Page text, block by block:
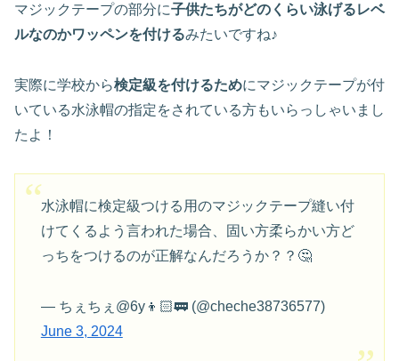
マジックテープの部分に子供たちがどのくらい泳げるレベ
ルなのかワッペンを付けるみたいですね♪
実際に学校から検定級を付けるためにマジックテープが付
いている水泳帽の指定をされている方もいらっしゃいまし
たよ！
水泳帽に検定級つける用のマジックテープ縫い付
けてくるよう言われた場合、固い方柔らかい方ど
っちをつけるのが正解なんだろうか？？🤔
— ちぇちぇ@6y👦🏻🚃 (@cheche38736577)
June 3, 2024